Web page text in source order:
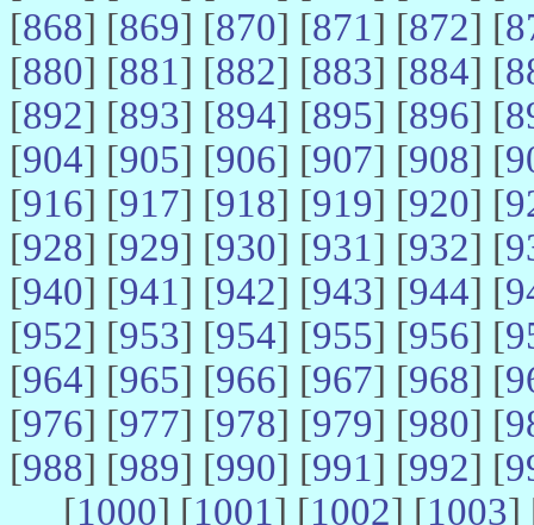
[868] [869] [870] [871] [872] [
[880] [881] [882] [883] [884] [
[892] [893] [894] [895] [896] [
[904] [905] [906] [907] [908] [
[916] [917] [918] [919] [920] [
[928] [929] [930] [931] [932] [
[940] [941] [942] [943] [944] [
[952] [953] [954] [955] [956] [
[964] [965] [966] [967] [968] [
[976] [977] [978] [979] [980] [
[988] [989] [990] [991] [992] [
[1000] [1001] [1002] [1003]